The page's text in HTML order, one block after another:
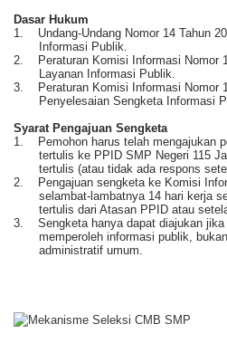
Dasar Hukum
1.
Undang-Undang Nomor 14 Tahun
Informasi Publik.
2.
Peraturan Komisi Informasi Nomor
Layanan Informasi Publik.
3.
Peraturan Komisi Informasi Nomor
Penyelesaian Sengketa Informasi
Syarat Pengajuan Sengketa
1.
Pemohon harus telah mengajukan
tertulis ke PPID SMP Negeri 115
tertulis (atau tidak ada respons
2.
Pengajuan sengketa ke Komisi
selambat-lambatnya 14 hari kerja
tertulis dari Atasan PPID atau
3.
Sengketa hanya dapat diajukan
memperoleh informasi publik,
administratif umum.